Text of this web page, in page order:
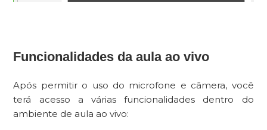
Funcionalidades da aula ao vivo
Após permitir o uso do microfone e câmera, você
terá acesso a várias funcionalidades dentro do
ambiente de aula ao vivo: